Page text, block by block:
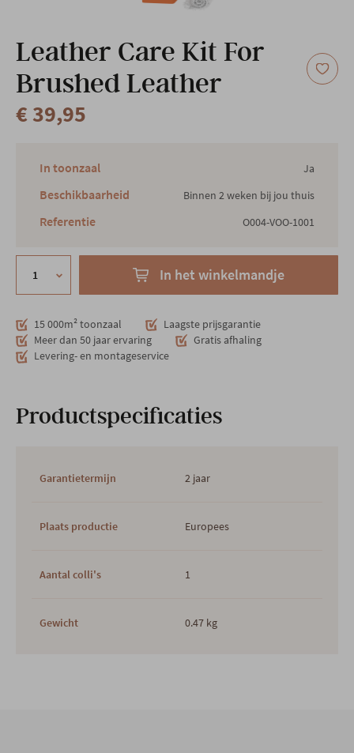
Leather Care Kit For
Brushed Leather
€ 39,95
In toonzaal Ja
Beschikbaarheid Binnen 2 weken bij jou thuis
Referentie O004-VOO-1001
In het winkelmandje
15 000m² toonzaal
Laagste prijsgarantie
Meer dan 50 jaar ervaring
Gratis afhaling
Levering- en montageservice
Productspecificaties
Garantietermijn 2 jaar
Plaats productie Europees
Aantal colli's 1
Gewicht 0.47 kg